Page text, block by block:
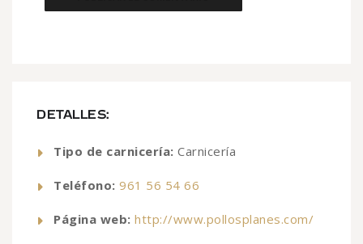
DETALLES:
Tipo de carnicería: Carnicería
Teléfono: 961 56 54 66
Página web: http://www.pollosplanes.com/